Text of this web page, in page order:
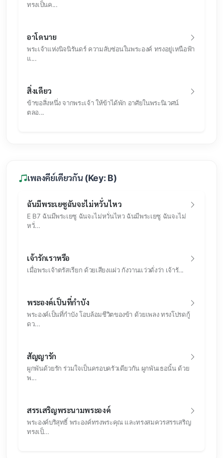
ทรงเป็นค...
อาโดนาย
พระเจ้าแห่งนิจนิรันดร์ ความลับซ่อนในพระองค์ ทรงอยู่เหนือฟ้า
แ...
สิ่งเดียว
ข้าขอสิ่งหนึ่ง จากพระเจ้า ให้ข้าได้พัก อาศัยในพระนิเวศน์
ตลอ...
เพลงคีย์เดียวกัน (Key: B)
ฉันมีพระเยซูฉันจะไม่หวั่นไหว
E B7 ฉันมีพระเยซู ฉันจะไม่หวั่นไหว ฉันมีพระเยซู ฉันจะไม่
หวั่...
เจ้ารักเราหรือ
เมื่อพระเจ้าตรัสเรียก ด้วยเสียงแผ่ว กังวานแว่วดั่งว่า เจ้ารั...
พระองค์เป็นที่กำบัง
พระองค์เป็นที่กำบัง โอบล้อมชีวิตของข้า ด้วยเพลง ทรงโปรดกู้
ดว...
สัญญารัก
ผูกพันด้วยรัก ร่วมใจเป็นครอบครัวเดียวกัน ผูกพันเธอนั้น ด้วย
พ...
สรรเสริญพระนามพระองค์
พระองค์บริสุทธิ์ พระองค์ทรงพระคุณ และทรงสมควรสรรเสริญ
ทรงเป็...